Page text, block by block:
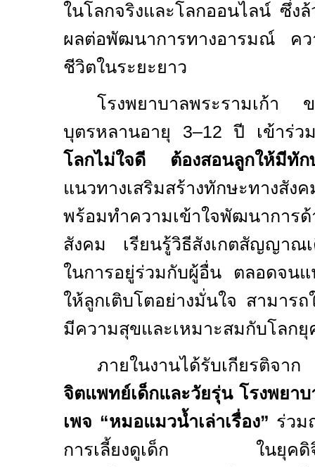
ในโลกจริงและโลกออนไลน์ ซึ่ง
ผลต่อพัฒนาการทางอารมณ์ ค
ชีวิตในระยะยาว
โรงพยาบาลพระรามเก้า
บุตรหลานอายุ 3–12 ปี เข้าร่ว
โลกไม่ใจดี ต้องสอนลูกให้มีทัก
แนวทางเสริมสร้างทักษะทางสัง
พร้อมทำความเข้าใจพัฒนาการ
สังคม เรียนรู้วิธีสังเกตสัญญาณ
ในการอยู่ร่วมกับผู้อื่น ตลอดจนแ
ให้ลูกเติบโตอย่างมั่นใจ สามาร
มีความสุขและเหมาะสมกับโลก
ภายในงานได้รับเกียรติจา
จิตแพทย์เด็กและวัยรุ่น โรงพยาบ
เพจ “หมอแมวน้ำเล่าเรื่อง” ร่วม
การเลี้ยงดูเด็ก ในยุคดิจิ